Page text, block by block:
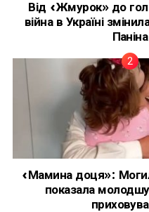
Від «Жмурок» до
війна в Україні
Паніна
«Мамина доця»:
показала